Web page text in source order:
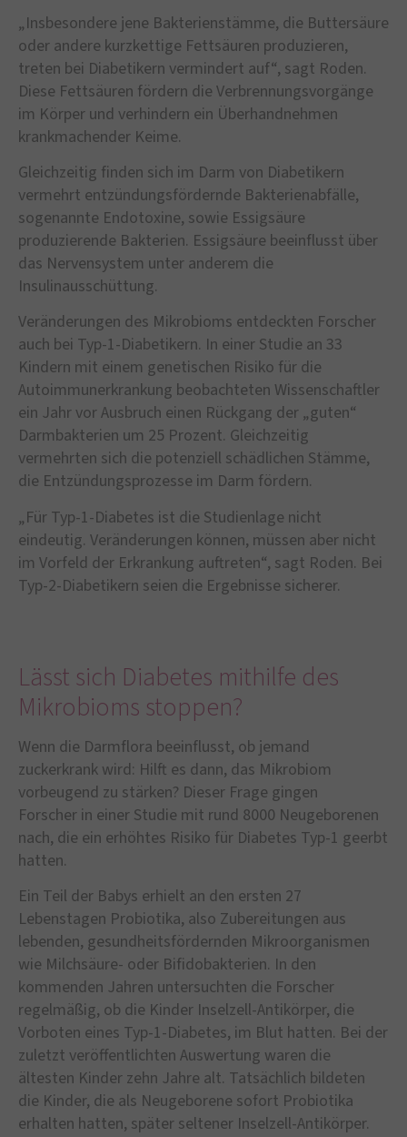
„Insbesondere jene Bakterienstämme, die Buttersäure
oder andere kurzkettige Fettsäuren produzieren,
treten bei Diabetikern vermindert auf“, sagt Roden.
Diese Fettsäuren fördern die Verbrennungsvorgänge
im Körper und verhindern ein Überhandnehmen
krankmachender Keime.
Gleichzeitig finden sich im Darm von Diabetikern
vermehrt entzündungsfördernde Bakterienabfälle,
sogenannte Endotoxine, sowie Essigsäure
produzierende Bakterien. Essigsäure beeinflusst über
das Nervensystem unter anderem die
Insulinausschüttung.
Veränderungen des Mikrobioms entdeckten Forscher
auch bei Typ-1-Diabetikern. In einer Studie an 33
Kindern mit einem genetischen Risiko für die
Autoimmunerkrankung beobachteten Wissenschaftler
ein Jahr vor Ausbruch einen Rückgang der „guten“
Darmbakterien um 25 Prozent. Gleichzeitig
vermehrten sich die potenziell schädlichen Stämme,
die Entzündungsprozesse im Darm fördern.
„Für Typ-1-Diabetes ist die Studienlage nicht
eindeutig. Veränderungen können, müssen aber nicht
im Vorfeld der Erkrankung auftreten“, sagt Roden. Bei
Typ-2-Diabetikern seien die Ergebnisse sicherer.
Lässt sich Diabetes mithilfe des
Mikrobioms stoppen?
Wenn die Darmflora beeinflusst, ob jemand
zuckerkrank wird: Hilft es dann, das Mikrobiom
vorbeugend zu stärken? Dieser Frage gingen
Forscher in einer Studie mit rund 8000 Neugeborenen
nach, die ein erhöhtes Risiko für Diabetes Typ-1 geerbt
hatten.
Ein Teil der Babys erhielt an den ersten 27
Lebenstagen Probiotika, also Zubereitungen aus
lebenden, gesundheitsfördernden Mikroorganismen
wie Milchsäure- oder Bifidobakterien. In den
kommenden Jahren untersuchten die Forscher
regelmäßig, ob die Kinder Inselzell-Antikörper, die
Vorboten eines Typ-1-Diabetes, im Blut hatten. Bei der
zuletzt veröffentlichten Auswertung waren die
ältesten Kinder zehn Jahre alt. Tatsächlich bildeten
die Kinder, die als Neugeborene sofort Probiotika
erhalten hatten, später seltener Inselzell-Antikörper.